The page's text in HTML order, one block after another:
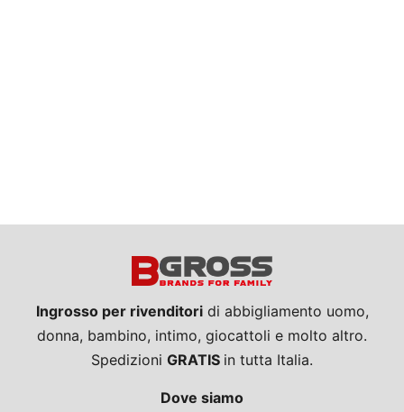
Ingrosso per rivenditoridi abbigliamento uomo,
donna, bambino, intimo, giocattoli e molto altro.
Spedizioni GRATIS in tutta Italia.
Dove siamo